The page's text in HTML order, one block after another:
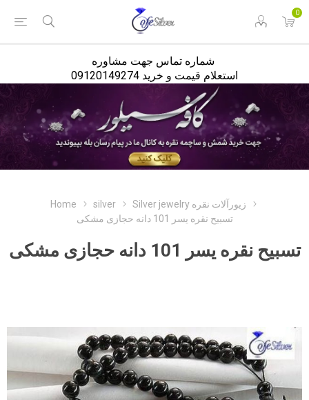
0
استعلام قیمت و خرید 09120149274
Home silver
Silver jewelry زیورآلات نقره
تسبیح نقره یسر 101 دانه حجازی مشکی
تسبیح نقره یسر 101 دانه حجازی مشکی